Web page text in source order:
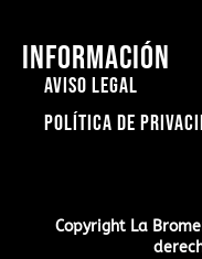
Valoramos tu
Utilizamos cookies
de navegación,
Información
Aviso Legal
Política de
Copyright La